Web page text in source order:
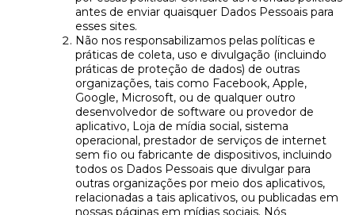
antes de enviar quaisquer Dados Pessoais para
esses sites.
Não nos responsabilizamos pelas políticas e
práticas de coleta, uso e divulgação (incluindo
práticas de proteção de dados) de outras
organizações, tais como Facebook, Apple,
Google, Microsoft, ou de qualquer outro
desenvolvedor de software ou provedor de
aplicativo, Loja de mídia social, sistema
operacional, prestador de serviços de internet
sem fio ou fabricante de dispositivos, incluindo
todos os Dados Pessoais que divulgar para
outras organizações por meio dos aplicativos,
relacionadas a tais aplicativos, ou publicadas em
nossas páginas em mídias sociais. Nós